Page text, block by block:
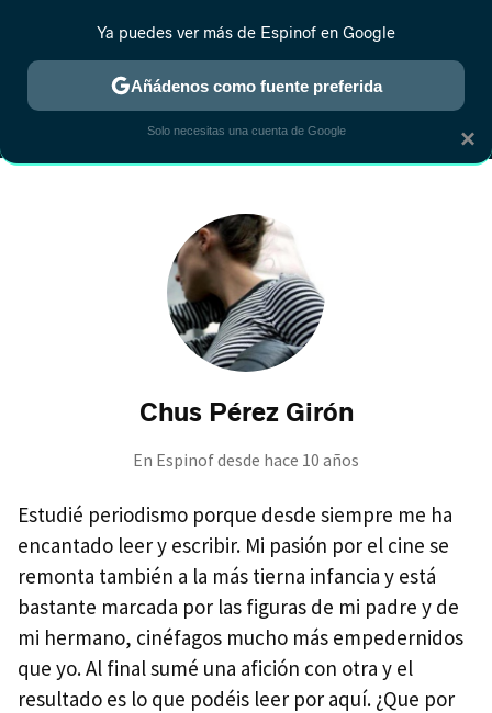
MENÚ NUEVO
ESTRENOS REALITY ANIME RANKINGS CINE
Chus Pérez Girón
En Espinof desde hace 10 años
Estudié periodismo porque desde siempre me ha
encantado leer y escribir. Mi pasión por el cine se
remonta también a la más tierna infancia y está
bastante marcada por las figuras de mi padre y de
mi hermano, cinéfagos mucho más empedernidos
que yo. Al final sumé una afición con otra y el
resultado es lo que podéis leer por aquí. ¿Que por
×
Ya puedes ver más de Espinof en Google
Añádenos como fuente preferida
Solo necesitas una cuenta de Google